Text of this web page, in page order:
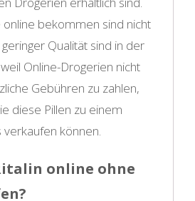
online bekommen sind nicht
Qualität sind in der
Online-Drogerien nicht
Gebühren zu zahlen,
diese Pillen zu einem
können.
online ohne